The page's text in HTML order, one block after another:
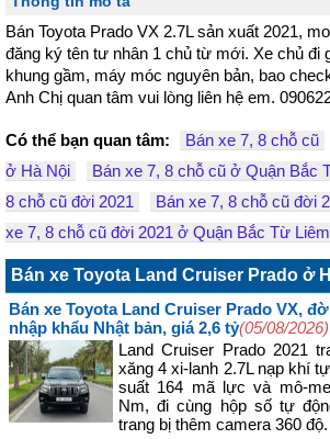
Bán Toyota Prado VX 2.7L sản xuất 2021,
đăng ký tên tư nhân 1 chủ từ mới. Xe chủ đi
khung gầm, máy móc nguyên bản, bao
Anh Chị quan tâm vui lòng liên hệ em.
Có thể bạn quan tâm: Bán xe 7, 8 chỗ cũ
ở Hà Nội
Bán xe 7, 8 chỗ cũ ở Quận Bắc
8 chỗ cũ đời 2021
Bán xe 7, 8 chỗ cũ đời
xe 7, 8 chỗ cũ đời 2021 ở Quận Bắc Từ Liêm
Bán xe Toyota Land Cruiser Prado ở
Bán xe Toyota Land Cruiser Prado VX,
nhập khẩu Nhật bản, giá 2,6 tỷ(05/08/2026)
Land Cruiser Prado 2021
xăng 4 xi-lanh 2.7L nạp khí
suất 164 mã lực và mô-
Nm, đi cùng hộp số tự
trang bị thêm camera 360